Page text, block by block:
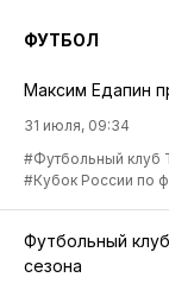
ФУТБОЛ
Максим Едапин
31 июля, 09:34
#Футбольный клуб
#Кубок России по
Футбольный
сезона